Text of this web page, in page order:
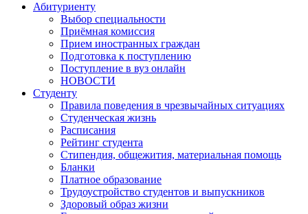
Абитуриенту
Выбор специальности
Приёмная комиссия
Прием иностранных граждан
Подготовка к поступлению
Поступление в вуз онлайн
НОВОСТИ
Студенту
Правила поведения в чрезвычайных ситуациях
Студенческая жизнь
Расписания
Рейтинг студента
Стипендия, общежития, материальная помощь
Бланки
Платное образование
Трудоустройство студентов и выпускников
Здоровый образ жизни